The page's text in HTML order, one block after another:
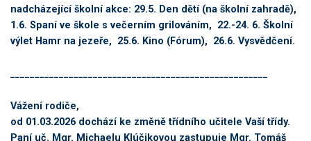
nadcházející školní akce: 29.5. Den dětí (na školní zahradě),
1.6. Spaní ve škole s večerním grilováním, 22.-24. 6. Školní
výlet Hamr na jezeře, 25.6. Kino (Fórum), 26.6. Vysvědčení.
Vážení rodiče,
od 01.03.2026 dochází ke změně třídního učitele Vaší třídy.
Paní uč. Mgr. Michaelu Klúčikovou zastupuje Mgr. Tomáš